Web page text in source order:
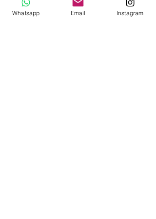
Condiciones
Whatsapp Email Instagram